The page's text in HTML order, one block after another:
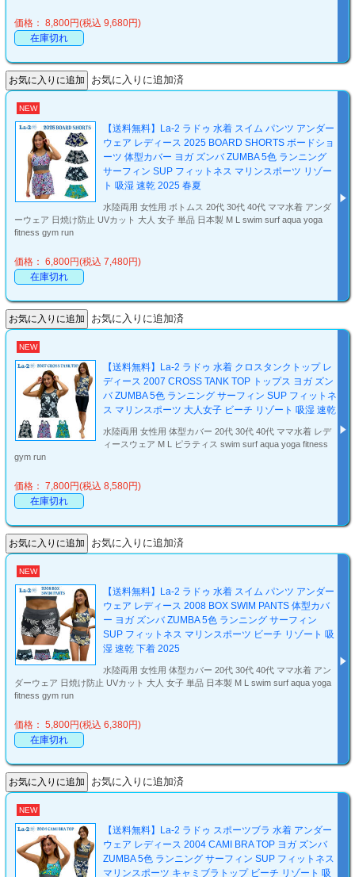
価格： 8,800円(税込 9,680円)
在庫切れ
お気に入りに追加済
NEW
【送料無料】La-2 ラドゥ 水着 スイム パンツ アンダー
ウェア レディース 2025 BOARD SHORTS ボードショ
ーツ 体型カバー ヨガ ズンバ ZUMBA 5色 ランニング
サーフィン SUP フィットネス マリンスポーツ リゾー
ト 吸湿 速乾 2025 春夏
水陸両用 女性用 ボトムス 20代 30代 40代 ママ水着 アンダ
ーウェア 日焼け防止 UVカット 大人 女子 単品 日本製 M L swim surf aqua yoga
fitness gym run
価格： 6,800円(税込 7,480円)
在庫切れ
お気に入りに追加済
NEW
【送料無料】La-2 ラドゥ 水着 クロスタンクトップ レ
ディース 2007 CROSS TANK TOP トップス ヨガ ズン
バ ZUMBA 5色 ランニング サーフィン SUP フィットネ
ス マリンスポーツ 大人女子 ビーチ リゾート 吸湿 速乾
水陸両用 女性用 体型カバー 20代 30代 40代 ママ水着 レデ
ィースウェア M L ピラティス swim surf aqua yoga fitness
gym run
価格： 7,800円(税込 8,580円)
在庫切れ
お気に入りに追加済
NEW
【送料無料】La-2 ラドゥ 水着 スイム パンツ アンダー
ウェア レディース 2008 BOX SWIM PANTS 体型カバ
ー ヨガ ズンバ ZUMBA 5色 ランニング サーフィン
SUP フィットネス マリンスポーツ ビーチ リゾート 吸
湿 速乾 下着 2025
水陸両用 女性用 体型カバー 20代 30代 40代 ママ水着 アン
ダーウェア 日焼け防止 UVカット 大人 女子 単品 日本製 M L swim surf aqua yoga
fitness gym run
価格： 5,800円(税込 6,380円)
在庫切れ
お気に入りに追加済
NEW
【送料無料】La-2 ラドゥ スポーツブラ 水着 アンダー
ウェア レディース 2004 CAMI BRA TOP ヨガ ズンバ
ZUMBA 5色 ランニング サーフィン SUP フィットネス
マリンスポーツ キャミブラトップ ビーチ リゾート 吸